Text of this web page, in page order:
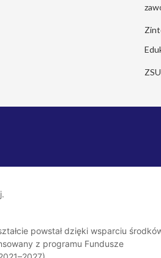
powstał dzięki wsparciu
z programu Fundusze